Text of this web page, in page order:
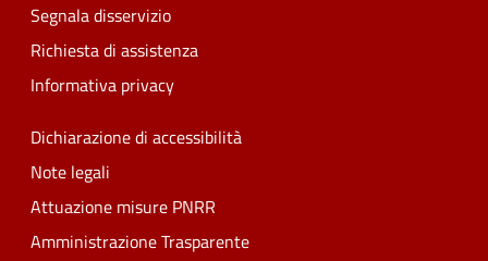
Segnala disservizio
Richiesta di assistenza
Informativa privacy
Dichiarazione di accessibilità
Note legali
Attuazione misure PNRR
Amministrazione Trasparente